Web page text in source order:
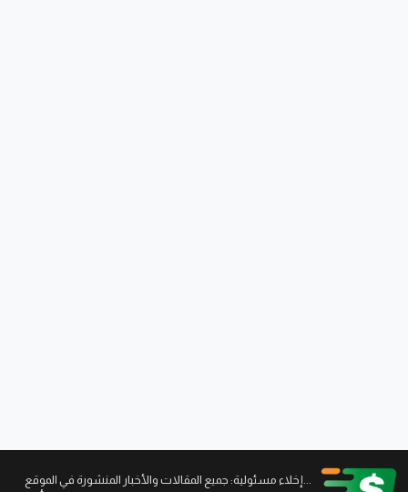
...إخلاء مسئولية: جميع المقالات والأخبار المنشورة في الموقع